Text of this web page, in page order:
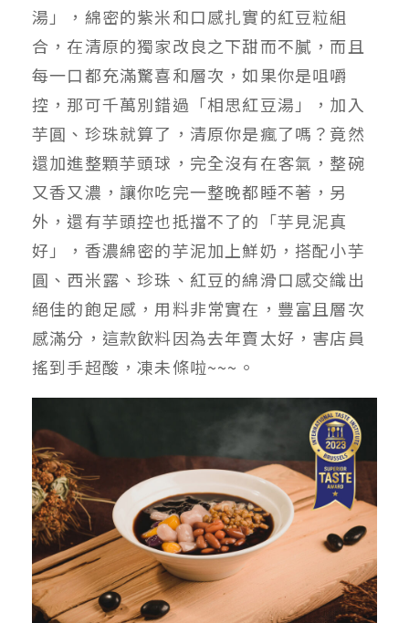
湯」，綿密的紫米和口感扎實的紅豆粒組
合，在清原的獨家改良之下甜而不膩，而且
每一口都充滿驚喜和層次，如果你是咀嚼
控，那可千萬別錯過「相思紅豆湯」，加入
芋圓、珍珠就算了，清原你是瘋了嗎？竟然
還加進整顆芋頭球，完全沒有在客氣，整碗
又香又濃，讓你吃完一整晚都睡不著，另
外，還有芋頭控也抵擋不了的「芋見泥真
好」，香濃綿密的芋泥加上鮮奶，搭配小芋
圓、西米露、珍珠、紅豆的綿滑口感交織出
絕佳的飽足感，用料非常實在，豐富且層次
感滿分，這款飲料因為去年賣太好，害店員
搖到手超酸，凍未條啦~~~。